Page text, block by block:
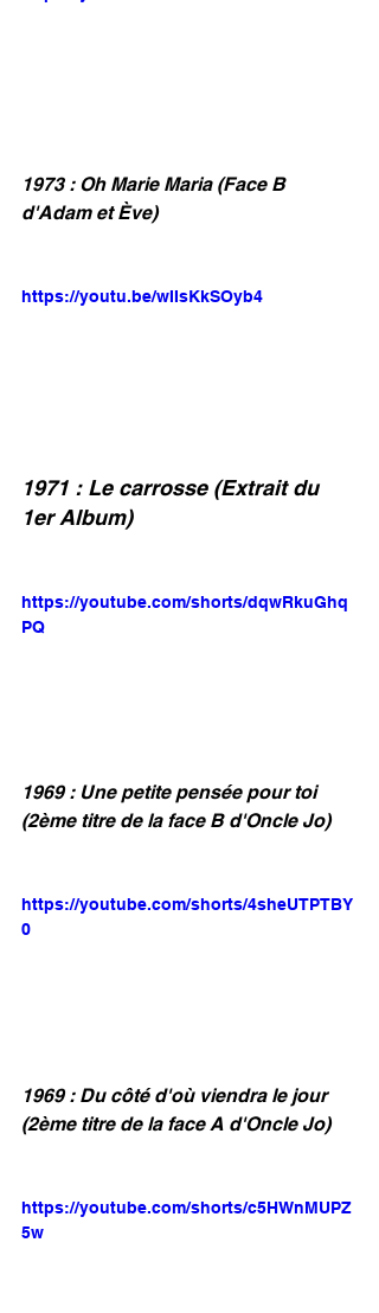
1973 : Oh Marie Maria (Face B
d'Adam et Ève)
https://youtu.be/wIIsKkSOyb4
1971 : Le carrosse (Extrait du
1er Album)
https://youtube.com/shorts/dqwRkuGhq
PQ
1969 : Une petite pensée pour toi
(2ème titre de la face B d'Oncle Jo)
https://youtube.com/shorts/4sheUTPTBY
0
1969 : Du côté d'où viendra le jour
(2ème titre de la face A d'Oncle Jo)
https://youtube.com/shorts/c5HWnMUPZ
5w